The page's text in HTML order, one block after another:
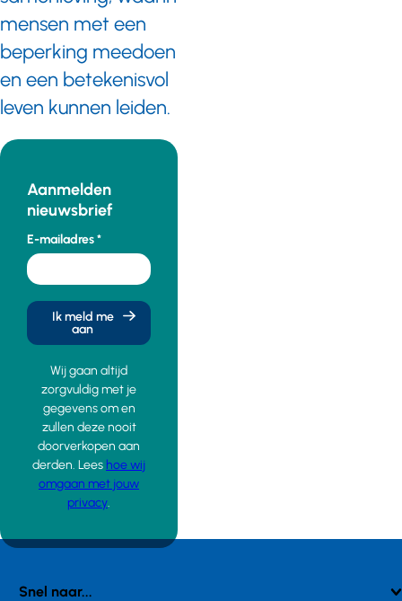
mensen met een
beperking meedoen
en een betekenisvol
leven kunnen leiden.
Aanmelden
nieuwsbrief
E-mailadres
Ik meld me
aan
Wij gaan altijd
zorgvuldig met je
gegevens om en
zullen deze nooit
doorverkopen aan
derden. Lees hoe wij
omgaan met jouw
privacy.
Snel naar...